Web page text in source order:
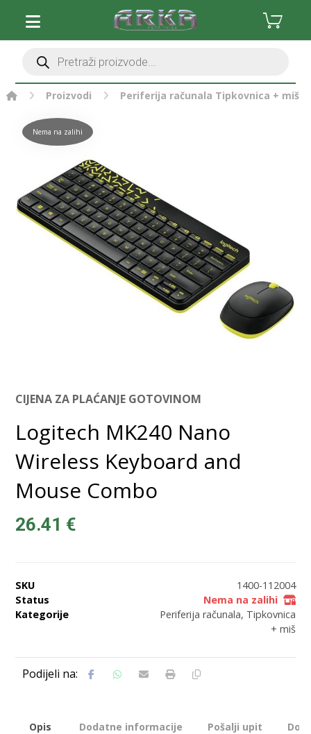
Proizvodi Periferija računala Tipkovnica + miš
Nema na zalihi
CIJENA ZA PLAĆANJE GOTOVINOM
Logitech MK240 Nano
Wireless Keyboard and
Mouse Combo
26.41 €
SKU
1400-112004
Status
Nema na zalihi
Kategorije
Periferija računala, Tipkovnica
+ miš
Opis Dodatne informacije Pošalji upit